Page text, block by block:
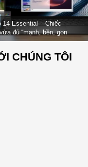
14 Essential – Chiếc
đủ “mạnh, bền, gọn
cho dân văn phòng
CHÚNG TÔI